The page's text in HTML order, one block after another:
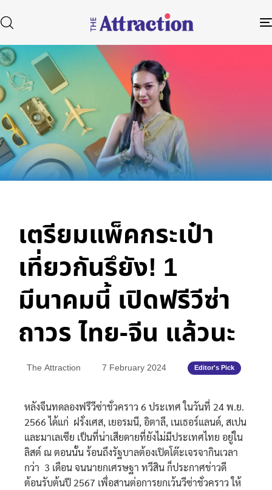
Type and hit enter
เตรียมแพ็คกระเป๋า
เที่ยวกันรึยัง! 1
มีนาคมนี้ เปิดฟรีวีซ่า
ถาวร ไทย-จีน แล้วนะ
Author
The Attraction
Published
on:
7 February 2024
Published
in:
Editor's Pick
หลังจีนทดลองฟรีวีซ่าชั่วคราว 6 ประเทศ ในวันที่ 24 พ.ย.
2566 ได้แก่ ฝรั่งเศส, เยอรมนี, อิตาลี, เนเธอร์แลนด์, สเปน
และมาเลเซีย เป็นที่น่าเสียดายที่ยังไม่มีประเทศไทย อยู่ใน
ลิสต์ ณ ตอนนั้น ร้อนถึงรัฐบาลต้องเปิดโต๊ะเจรจากินเวลา
กว่า 3 เดือน จนนายกเศรษฐา ทวีสิน ก็ประกาศข่าวดี
ต้อนรับต้นปี 2567 เพื่อสานต่อการยกเว้นวีซ่าชั่วคราว ให้